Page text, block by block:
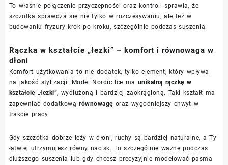
To właśnie połączenie przyczepności oraz kontroli sprawia, że
szczotka sprawdza się nie tylko w rozczesywaniu, ale też w
budowaniu fryzury krok po kroku, szczególnie podczas suszenia.
Rączka w kształcie „łezki” – komfort i równowaga w
dłoni
Komfort użytkowania to nie dodatek, tylko element, który wpływa
na jakość stylizacji. Model Nordic Ice ma unikalną rączkę w
kształcie „łezki”, wydłużoną i bardziej zaokrągloną. Taki kształt ma
zapewniać dodatkowąrównowagęoraz wygodniejszy chwyt w
trakcie pracy.
Gdy szczotka dobrze leży w dłoni, ruchy są bardziej naturalne, a Ty
łatwiej utrzymujesz równy nacisk. To szczególnie ważne podczas
dłuższego suszenia lub gdy chcesz precyzyjnie modelować pasma